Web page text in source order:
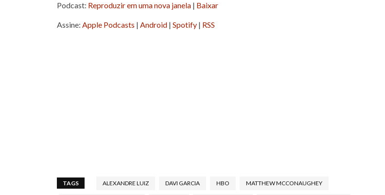
áudio
Podcast: Reproduzir em uma nova janela | Baixar
Assine: Apple Podcasts | Android | Spotify | RSS
TAGS ALEXANDRE LUIZ DAVI GARCIA HBO MATTHEW MCCONAUGHEY